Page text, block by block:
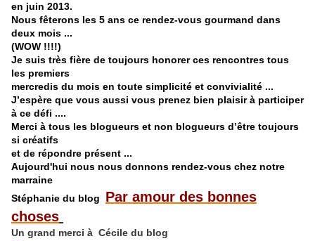
en juin 2013.
Nous fêterons les 5 ans ce rendez-vous gourmand dans
deux mois ...
(WOW !!!!)
Je suis très fière de toujours honorer ces rencontres tous
les premiers
mercredis du mois en toute simplicité et convivialité ...
J’espère que vous aussi vous prenez bien plaisir à participer
à ce défi ....
Merci à tous les blogueurs et non blogueurs d’être toujours
si créatifs
et de répondre présent ...
Aujourd'hui nous nous donnons rendez-vous chez notre
marraine
Stéphanie du blog
Par amour des bonnes
choses
Un grand merci à Cécile du blog